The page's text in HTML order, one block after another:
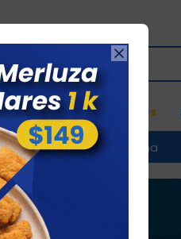

Variar según su zona
Nuevos Ingresos